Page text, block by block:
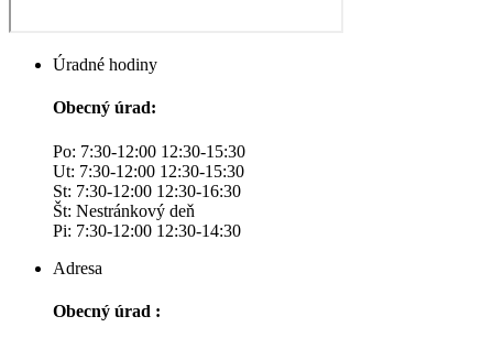
Úradné hodiny
Obecný úrad:
Po: 7:30-12:00 12:30-15:30
Ut: 7:30-12:00 12:30-15:30
St: 7:30-12:00 12:30-16:30
Št: Nestránkový deň
Pi: 7:30-12:00 12:30-14:30
Adresa
Obecný úrad :